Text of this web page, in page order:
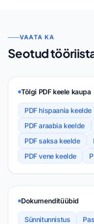
VAATA KA
Seotud
Tõlgi PDF keele kaupa
PDF hispaania keelde
PDF araabia keelde
PDF saksa keelde
PDF vene keelde
Dokumenditüübid
Sünnitunnistus